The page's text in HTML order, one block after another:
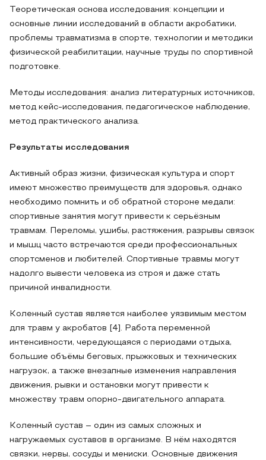
Теоретическая основа исследования: концепции и
основные линии исследований в области акробатики,
проблемы травматизма в спорте, технологии и методики
физической реабилитации, научные труды по спортивной
подготовке.
Методы исследования: анализ литературных источников,
метод кейс-исследования, педагогическое наблюдение,
метод практического анализа.
Результаты исследования
Активный образ жизни, физическая культура и спорт
имеют множество преимуществ для здоровья, однако
необходимо помнить и об обратной стороне медали:
спортивные занятия могут привести к серьёзным
травмам. Переломы, ушибы, растяжения, разрывы связок
и мышц часто встречаются среди профессиональных
спортсменов и любителей. Спортивные травмы могут
надолго вывести человека из строя и даже стать
причиной инвалидности.
Коленный сустав является наиболее уязвимым местом
для травм у акробатов [4]. Работа переменной
интенсивности, чередующаяся с периодами отдыха,
большие объёмы беговых, прыжковых и технических
нагрузок, а также внезапные изменения направления
движения, рывки и остановки могут привести к
множеству травм опорно-двигательного аппарата.
Коленный сустав – один из самых сложных и
нагружаемых суставов в организме. В нём находятся
связки, нервы, сосуды и мениски. Основные движения